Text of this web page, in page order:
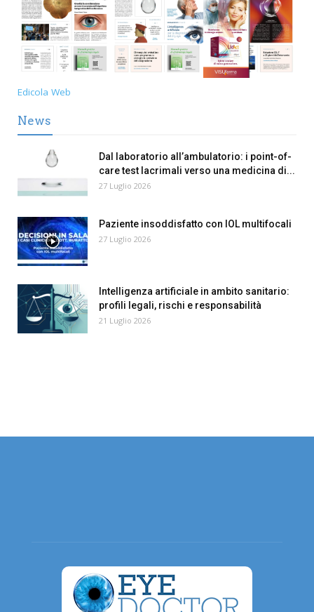
Edicola Web
News
Dal laboratorio all’ambulatorio: i point-of-
care test lacrimali verso una medicina di...
27 Luglio 2026
Paziente insoddisfatto con IOL multifocali
27 Luglio 2026
Intelligenza artificiale in ambito sanitario:
profili legali, rischi e responsabilità
21 Luglio 2026